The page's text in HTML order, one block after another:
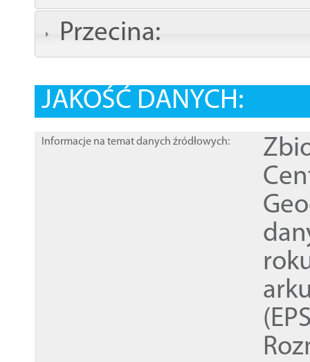
Przecina:
JAKOŚĆ DANYCH:
Informacje na temat danych źródłowych: